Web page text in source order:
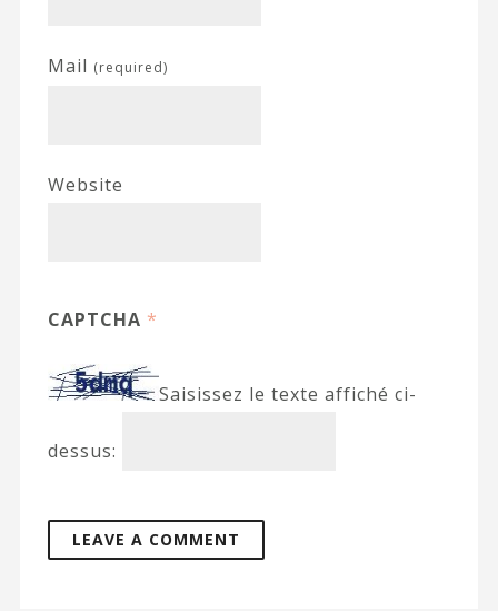
Mail (required)
Website
CAPTCHA *
Saisissez le texte affiché ci-
dessus: